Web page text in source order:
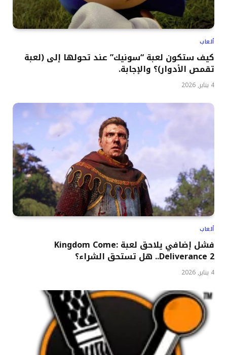
ألعاب
كيف ستكون لعبة “سونيك” عند تحولها إلى (لعبة
تقمص الأدوار)؟ والإجابة.
4 يناير, 2026
ألعاب
فشل إضافي يلاحق لعبة Kingdom Come:
Deliverance 2.. هل تستحق الشراء؟
4 يناير, 2026